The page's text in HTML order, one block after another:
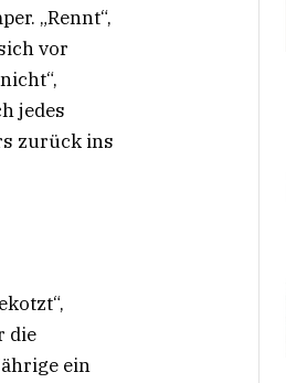
„Rennt“,
vor
jedes
zurück ins
die
ein